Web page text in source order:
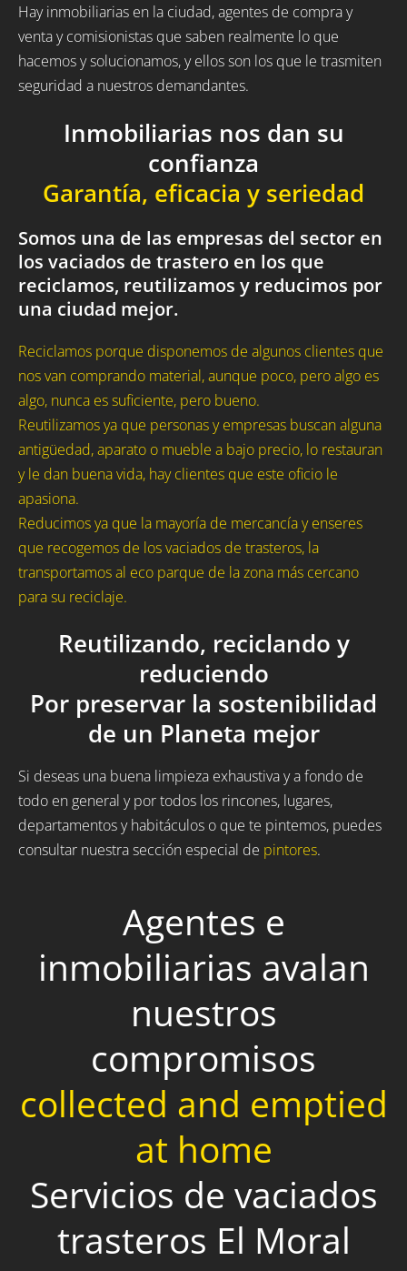
Hay inmobiliarias en la ciudad, agentes de compra y
venta y comisionistas que saben realmente lo que
hacemos y solucionamos, y ellos son los que le trasmiten
seguridad a nuestros demandantes.
Inmobiliarias nos dan su
confianza
Garantía, eficacia y seriedad
Somos una de las empresas del sector en
los vaciados de trastero en los que
reciclamos, reutilizamos y reducimos por
una ciudad mejor.
Reciclamos porque disponemos de algunos clientes que
nos van comprando material, aunque poco, pero algo es
algo, nunca es suficiente, pero bueno.
Reutilizamos ya que personas y empresas buscan alguna
antigüedad, aparato o mueble a bajo precio, lo restauran
y le dan buena vida, hay clientes que este oficio le
apasiona.
Reducimos ya que la mayoría de mercancía y enseres
que recogemos de los vaciados de trasteros, la
transportamos al eco parque de la zona más cercano
para su reciclaje.
Reutilizando, reciclando y
reduciendo
Por preservar la sostenibilidad
de un Planeta mejor
Si deseas una buena limpieza exhaustiva y a fondo de
todo en general y por todos los rincones, lugares,
departamentos y habitáculos o que te pintemos, puedes
consultar nuestra sección especial de pintores.
Agentes e
inmobiliarias avalan
nuestros
compromisos
collected and emptied
at home
Servicios de vaciados
trasteros El Moral